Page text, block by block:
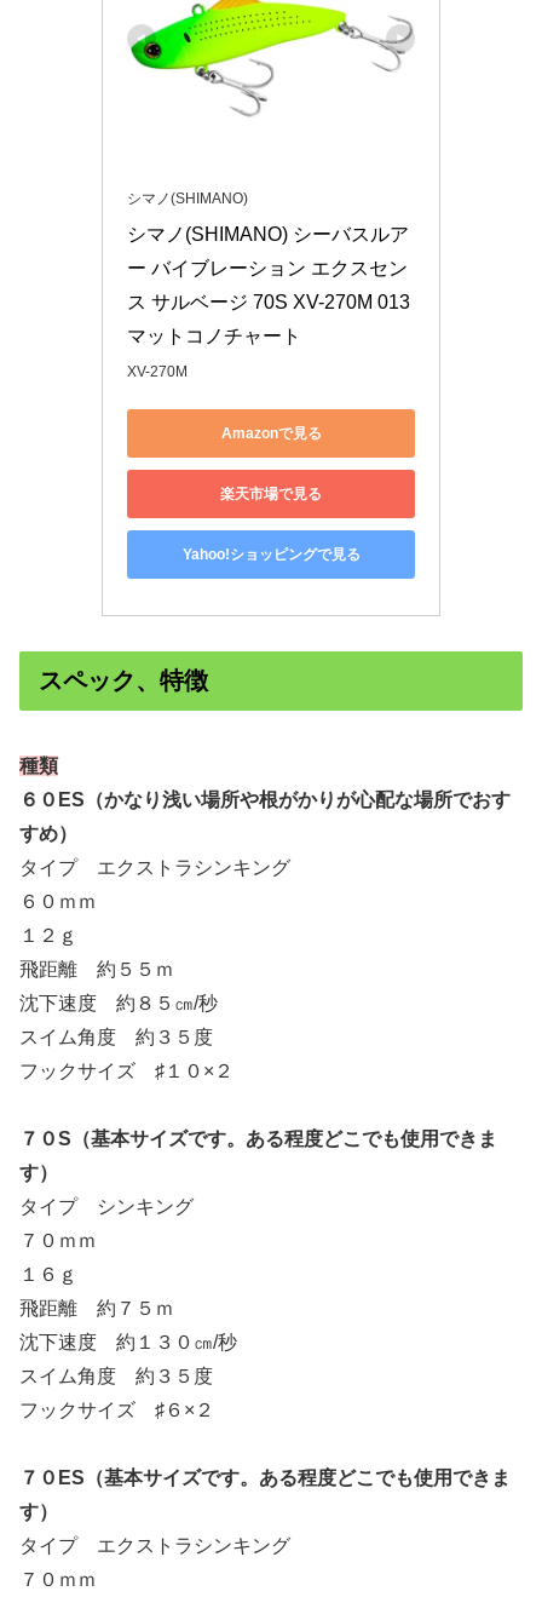
シマノ(SHIMANO)
シマノ(SHIMANO) シーバスルア
ー バイブレーション エクスセン
ス サルベージ 70S XV-270M 013
マットコノチャート
XV-270M
Amazonで見る
楽天市場で見る
Yahoo!ショッピングで見る
スペック、特徴
種類
６０ES（かなり浅い場所や根がかりが心配な場所でおす
すめ）
タイプ エクストラシンキング
６０ｍｍ
１２ｇ
飛距離 約５５ｍ
沈下速度 約８５㎝/秒
スイム角度 約３５度
フックサイズ ♯１０×２
７０S（基本サイズです。ある程度どこでも使用できま
す）
タイプ シンキング
７０ｍｍ
１６ｇ
飛距離 約７５ｍ
沈下速度 約１３０㎝/秒
スイム角度 約３５度
フックサイズ ♯６×２
７０ES（基本サイズです。ある程度どこでも使用できま
す）
タイプ エクストラシンキング
７０ｍｍ